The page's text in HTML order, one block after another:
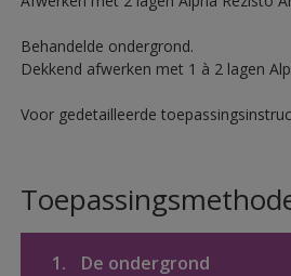
Behandelde ondergrond.
Dekkend afwerken met 1 à 2 lagen
Voor gedetailleerde
1. De ondergrond